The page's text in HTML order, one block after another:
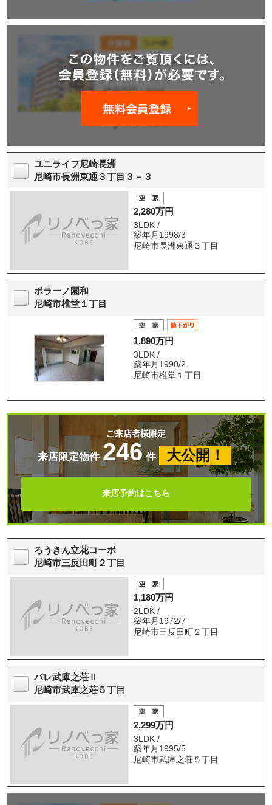
ユニライフ尼崎長洲
尼崎市長洲東通３丁目３－３
2,280万円
3LDK /
築年月1998/3
尼崎市長洲東通３丁目
ポラーノ園和
尼崎市椎堂１丁目
1,890万円
3LDK /
築年月1990/2
尼崎市椎堂１丁目
ご来店者様限定
来店限定物件 246 件 大公開！
来店予約はこちら
ろうきん立花コーポ
尼崎市三反田町２丁目
1,180万円
2LDK /
築年月1972/7
尼崎市三反田町２丁目
パレ武庫之荘Ⅱ
尼崎市武庫之荘５丁目
2,299万円
3LDK /
築年月1995/5
尼崎市武庫之荘５丁目